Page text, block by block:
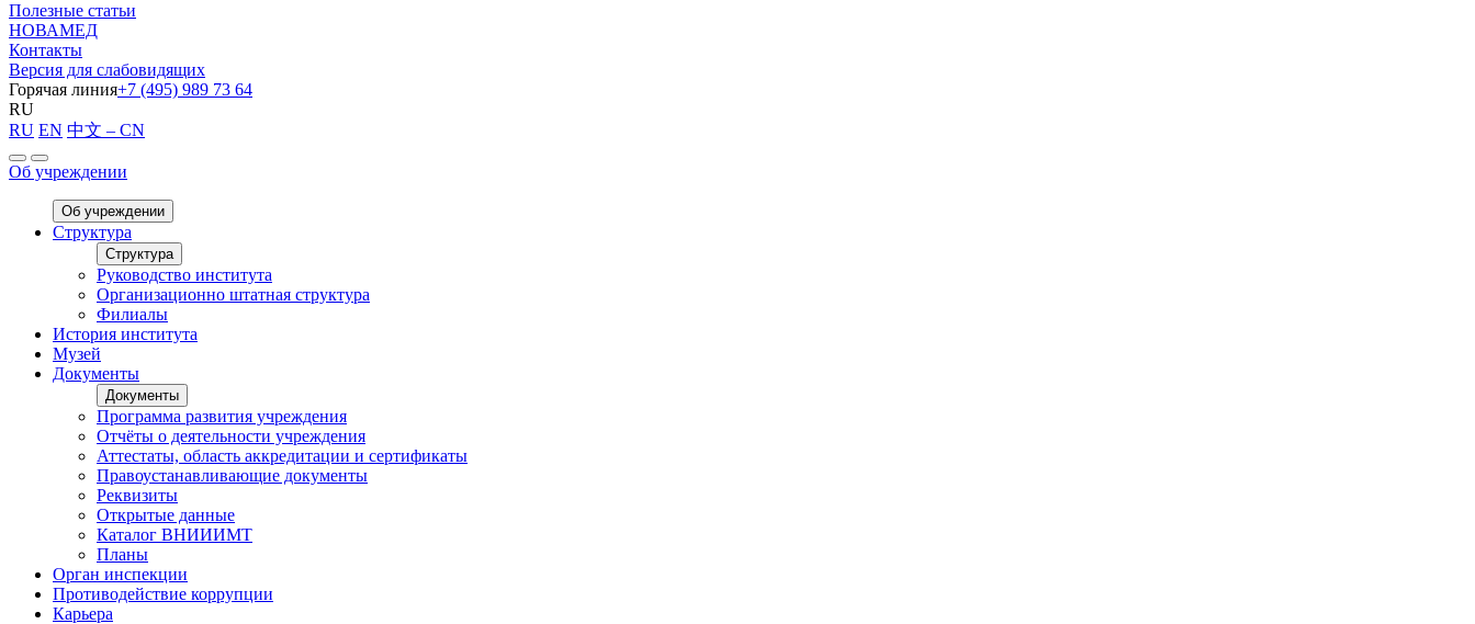
Полезные статьи
НОВАМЕД
Контакты
Версия для слабовидящих
Горячая линия+7 (495) 989 73 64
RU
RU EN 中文 – CN
Об учреждении
Об учреждении
Структура
Структура
Руководство института
Организационно штатная структура
Филиалы
История института
Музей
Документы
Документы
Программа развития учреждения
Отчёты о деятельности учреждения
Аттестаты, область аккредитации и сертификаты
Правоустанавливающие документы
Реквизиты
Открытые данные
Каталог ВНИИИМТ
Планы
Орган инспекции
Противодействие коррупции
Карьера